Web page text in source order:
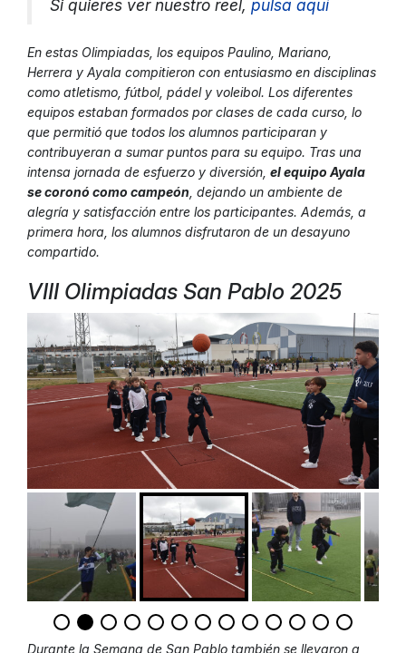
Si quieres ver nuestro reel, pulsa aquí
En estas Olimpiadas, los equipos Paulino, Mariano,
Herrera y Ayala compitieron con entusiasmo en disciplinas
como atletismo, fútbol, pádel y voleibol. Los diferentes
equipos estaban formados por clases de cada curso, lo
que permitió que todos los alumnos participaran y
contribuyeran a sumar puntos para su equipo. Tras una
intensa jornada de esfuerzo y diversión, el equipo Ayala
se coronó como campeón , dejando un ambiente de
alegría y satisfacción entre los participantes. Además, a
primera hora, los alumnos disfrutaron de un desayuno
compartido.
VIII Olimpiadas San Pablo 2025
Durante la Semana de San Pablo también se llevaron a